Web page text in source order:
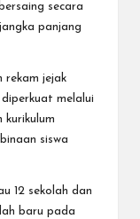
secara
panjang
rekam jejak
melalui
siswa
12 sekolah dan
baru pada